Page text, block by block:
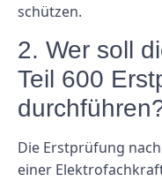
schützen.
2. Wer soll
Teil 600
Die Erstprüfung nach
einer